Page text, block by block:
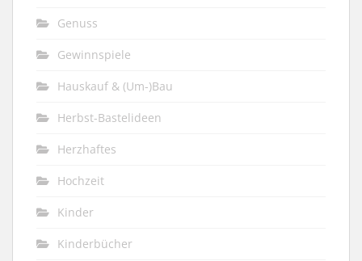
Genuss
Gewinnspiele
Hauskauf & (Um-)Bau
Herbst-Bastelideen
Herzhaftes
Hochzeit
Kinder
Kinderbücher